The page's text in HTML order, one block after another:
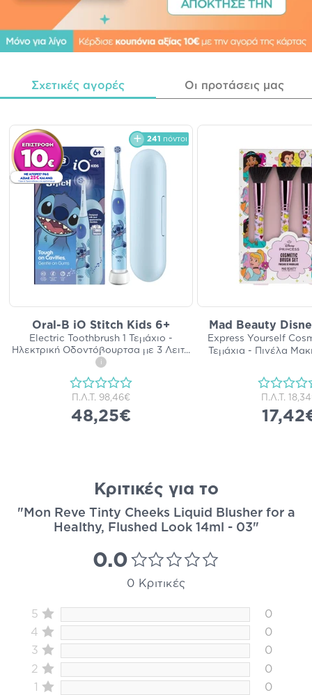
Σχετικές αγορές Οι προτάσεις μας
241 πόντοι
Oral-B iO Stitch Kids 6+
Electric Toothbrush 1 Τεμάχιο -
Ηλεκτρική Οδοντόβουρτσα με 3 Λειτ...
i
Π.Λ.Τ. 98,46€
48,25€
Mad Beauty
Express Yourself
Τεμάχια - Πινέλα
Π.Λ.Τ.
Κριτικές για το
"Mon Reve Tinty Cheeks Liquid Blusher for a
Healthy, Flushed Look 14ml - 03"
0.0
0 Κριτικές
5
0
4
0
3
0
2
0
1
0